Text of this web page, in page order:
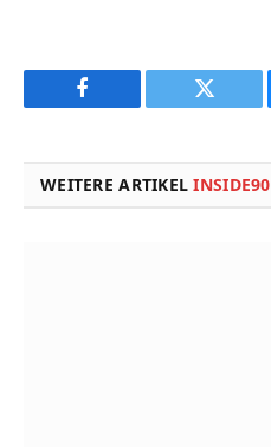
Facebook Twitter
WEITERE ARTIKELINSIDE90